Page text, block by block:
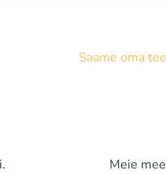
Saame oma
Meie